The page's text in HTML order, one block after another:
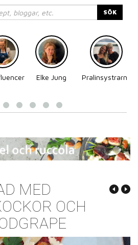
SÖK
Elke Jung
Pralinsystrarna
MED
OCH